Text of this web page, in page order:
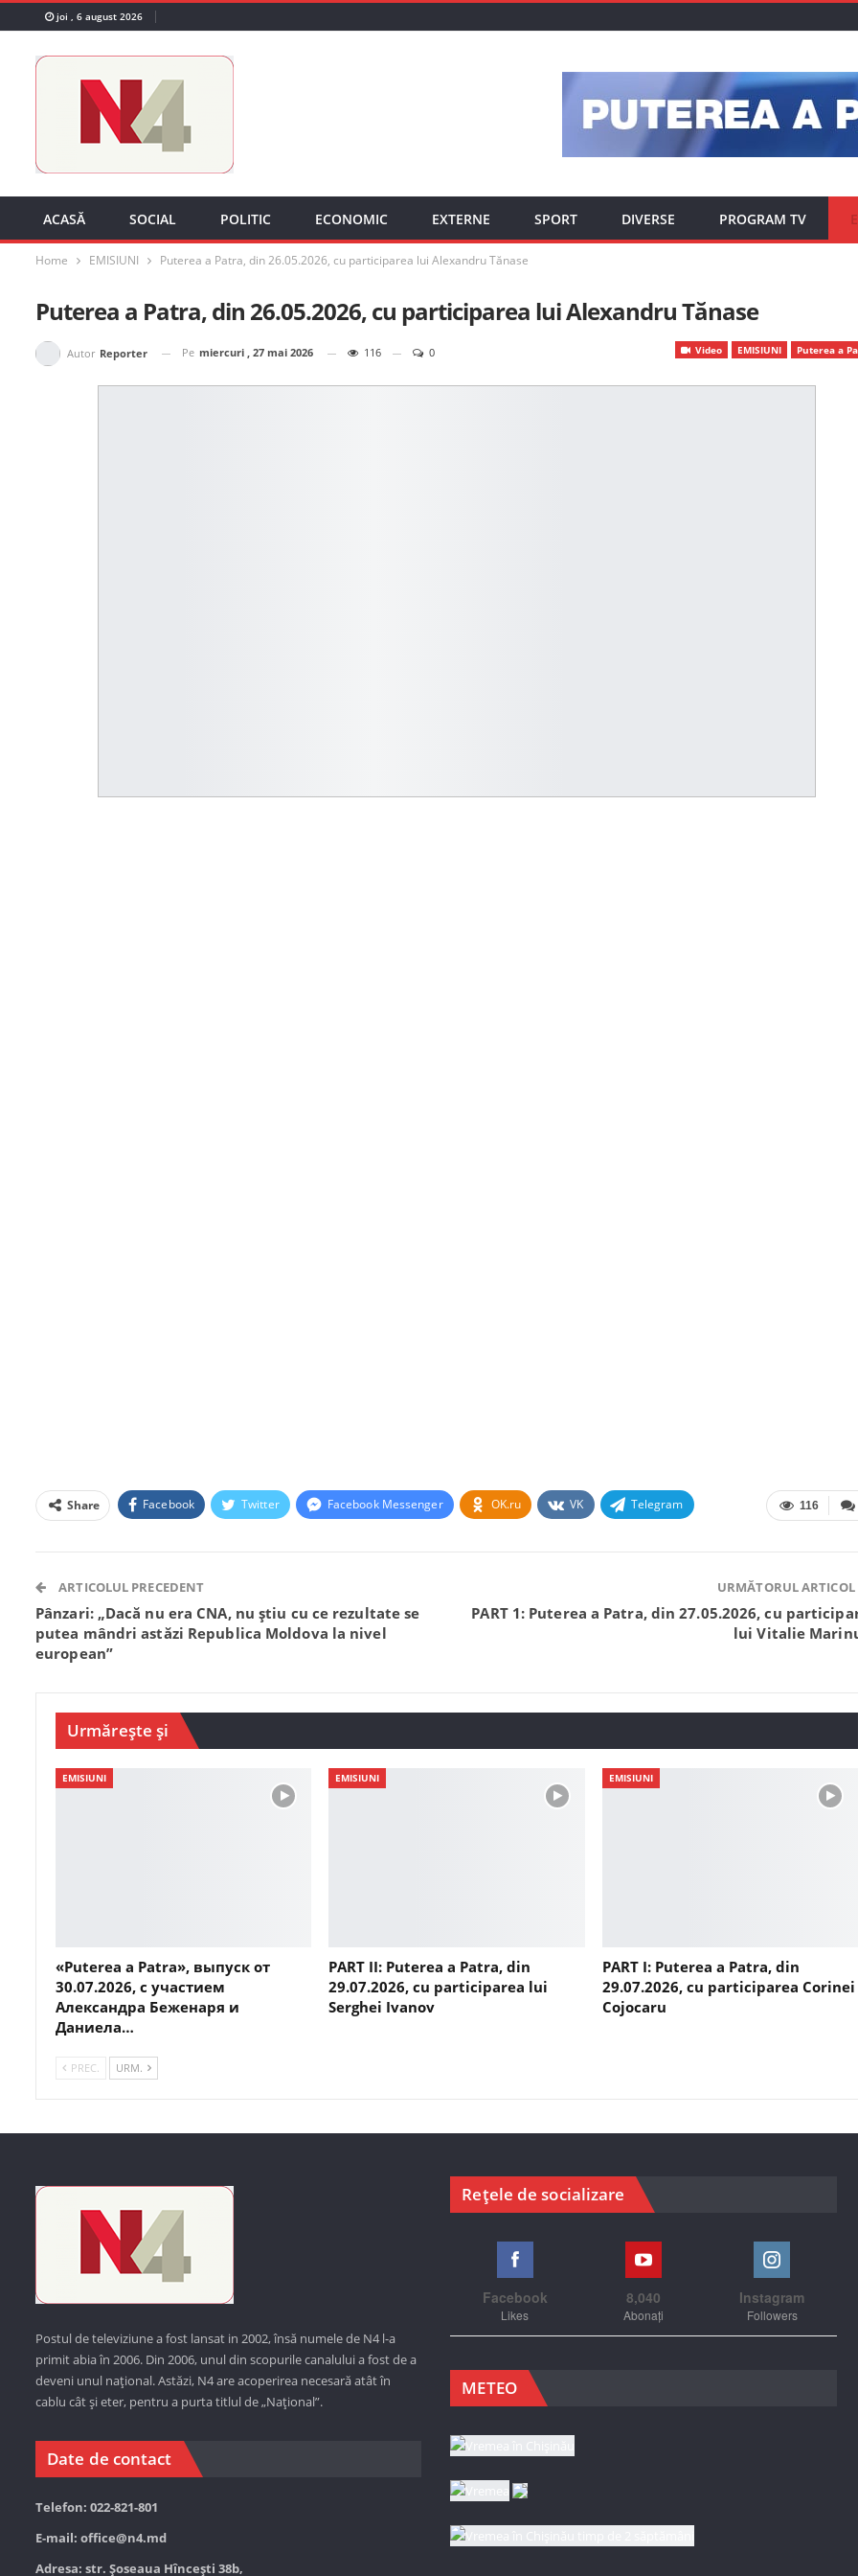
joi , 6 august 2026
ACASĂ SOCIAL POLITIC ECONOMIC EXTERNE SPORT DIVERSE PROGRAM TV
Home EMISIUNI Puterea a Patra, din 26.05.2026, cu participarea lui Alexandru Tănase
Puterea a Patra, din 26.05.2026, cu participarea lui Alexandru Tănase
Video EMISIUNI Puterea a
Autor Reporter Pe miercuri , 27 mai 2026 116 0
116
Share Facebook Twitter Facebook Messenger OK.ru VK Telegram
ARTICOLUL PRECEDENT
Pânzari: „Dacă nu era CNA, nu știu cu ce rezultate se
putea mândri astăzi Republica Moldova la nivel
european”
URMĂTORUL ARTICOL
PART 1: Puterea a Patra, din 27.05.2026, cu
lui Vitalie
Urmărește și
EMISIUNI
«Puterea a Patra», выпуск от
30.07.2026, с участием
Александра Беженаря и
Даниела…
EMISIUNI
PART II: Puterea a Patra, din
29.07.2026, cu participarea lui
Serghei Ivanov
EMISIUNI
PART I: Puterea a Patra, din
29.07.2026, cu participarea Corinei
Cojocaru
PREC. URM.
Postul de televiziune a fost lansat in 2002, însă numele de N4 l-a
primit abia în 2006. Din 2006, unul din scopurile canalului a fost de a
deveni unul național. Astăzi, N4 are acoperirea necesară atât în
cablu cât și eter, pentru a purta titlul de „Național”.
Date de contact
Telefon: 022-821-801
E-mail: office@n4.md
Adresa: str. Șoseaua Hînceşti 38b,
Rețele de socializare
Facebook
Likes
8,040
Abonați
Instagram
Followers
METEO